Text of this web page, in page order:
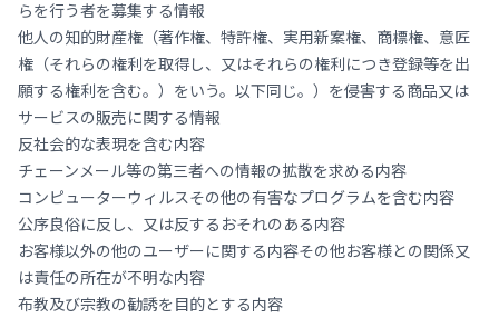
らを行う者を募集する情報
他人の知的財産権（著作権、特許権、実用新案権、商標権、意匠
権（それらの権利を取得し、又はそれらの権利につき登録等を出
願する権利を含む。）をいう。以下同じ。）を侵害する商品又は
サービスの販売に関する情報
反社会的な表現を含む内容
チェーンメール等の第三者への情報の拡散を求める内容
コンピューターウィルスその他の有害なプログラムを含む内容
公序良俗に反し、又は反するおそれのある内容
お客様以外の他のユーザーに関する内容その他お客様との関係又
は責任の所在が不明な内容
布教及び宗教の勧誘を目的とする内容